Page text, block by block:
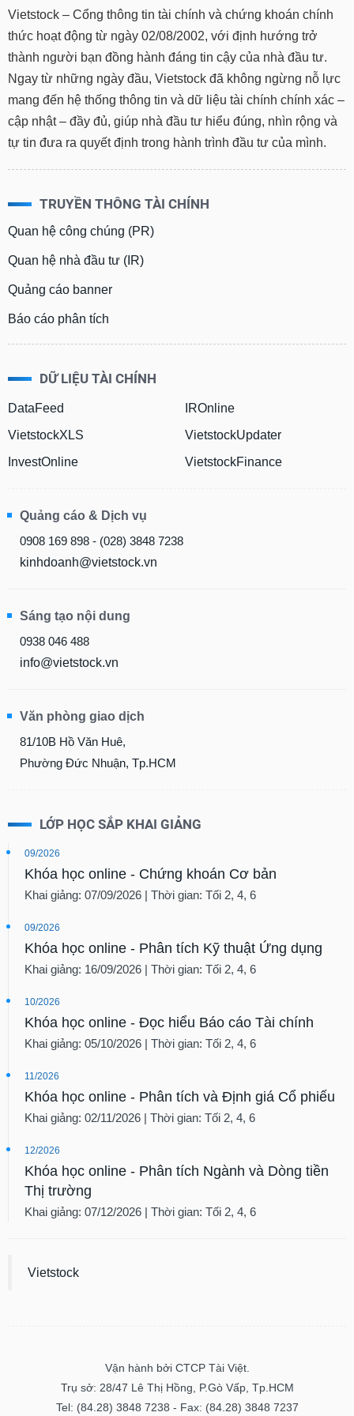
Vietstock – Cổng thông tin tài chính và chứng khoán chính
thức hoạt động từ ngày 02/08/2002, với định hướng trở
thành người bạn đồng hành đáng tin cậy của nhà đầu tư.
Ngay từ những ngày đầu, Vietstock đã không ngừng nỗ lực
mang đến hệ thống thông tin và dữ liệu tài chính chính xác –
cập nhật – đầy đủ, giúp nhà đầu tư hiểu đúng, nhìn rộng và
tự tin đưa ra quyết định trong hành trình đầu tư của mình.
TRUYỀN THÔNG TÀI CHÍNH
Quan hệ công chúng (PR)
Quan hệ nhà đầu tư (IR)
Quảng cáo banner
Báo cáo phân tích
DỮ LIỆU TÀI CHÍNH
DataFeed
VietstockXLS
InvestOnline
IROnline
VietstockUpdater
VietstockFinance
Quảng cáo & Dịch vụ
0908 169 898 - (028) 3848 7238
kinhdoanh@vietstock.vn
Sáng tạo nội dung
0938 046 488
info@vietstock.vn
Văn phòng giao dịch
81/10B Hồ Văn Huê,
Phường Đức Nhuận, Tp.HCM
LỚP HỌC SẮP KHAI GIẢNG
09/2026
Khóa học online - Chứng khoán Cơ bản
Khai giảng: 07/09/2026 | Thời gian: Tối 2, 4, 6
09/2026
Khóa học online - Phân tích Kỹ thuật Ứng dụng
Khai giảng: 16/09/2026 | Thời gian: Tối 2, 4, 6
10/2026
Khóa học online - Đọc hiểu Báo cáo Tài chính
Khai giảng: 05/10/2026 | Thời gian: Tối 2, 4, 6
11/2026
Khóa học online - Phân tích và Định giá Cổ phiếu
Khai giảng: 02/11/2026 | Thời gian: Tối 2, 4, 6
12/2026
Khóa học online - Phân tích Ngành và Dòng tiền
Thị trường
Khai giảng: 07/12/2026 | Thời gian: Tối 2, 4, 6
Vietstock
Vận hành bởi CTCP Tài Việt.
Trụ sở: 28/47 Lê Thị Hồng, P.Gò Vấp, Tp.HCM
Tel: (84.28) 3848 7238 - Fax: (84.28) 3848 7237